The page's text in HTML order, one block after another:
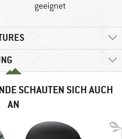
geeignet
SCHAUTEN SICH AUCH
AN